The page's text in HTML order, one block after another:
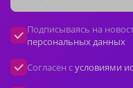
Подписываясь на
персональных данных
Согласен сусловиями